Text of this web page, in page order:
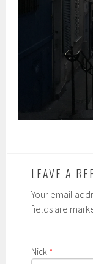
LEAVE A
Your email
fields are
Nick *